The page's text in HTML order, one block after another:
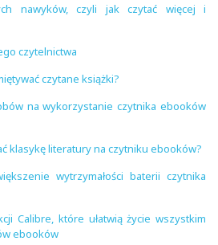
nawyków, czyli jak czytać więcej i
czytelnictwa
czytane książki?
na wykorzystanie czytnika ebooków
klasykę literatury na czytniku ebooków?
wytrzymałości baterii czytnika
Calibre, które ułatwią życie wszystkim
ebooków